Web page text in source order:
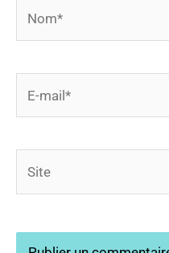
mail*